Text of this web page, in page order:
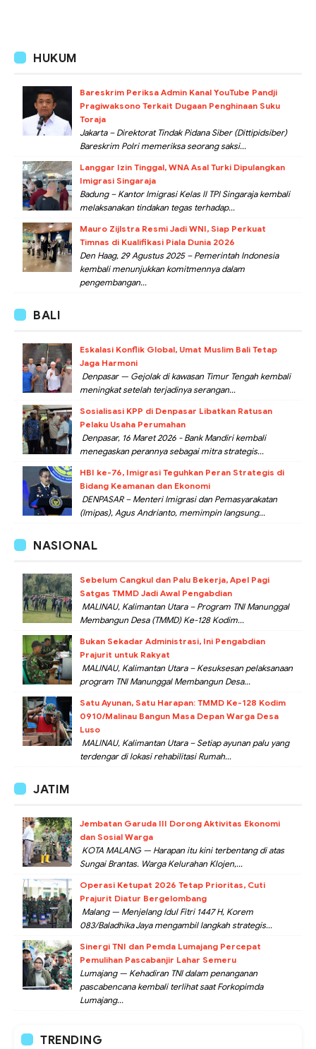
HUKUM
Bareskrim Periksa Admin Kanal YouTube Pandji
Pragiwaksono Terkait Dugaan Penghinaan Suku
Toraja
Jakarta – Direktorat Tindak Pidana Siber (Dittipidsiber)
Bareskrim Polri memeriksa seorang saksi...
Langgar Izin Tinggal, WNA Asal Turki Dipulangkan
Imigrasi Singaraja
Badung – Kantor Imigrasi Kelas II TPI Singaraja kembali
melaksanakan tindakan tegas terhadap...
Mauro Zijlstra Resmi Jadi WNI, Siap Perkuat
Timnas di Kualifikasi Piala Dunia 2026
Den Haag, 29 Agustus 2025 – Pemerintah Indonesia
kembali menunjukkan komitmennya dalam
pengembangan...
BALI
Eskalasi Konflik Global, Umat Muslim Bali Tetap
Jaga Harmoni
Denpasar — Gejolak di kawasan Timur Tengah kembali
meningkat setelah terjadinya serangan...
Sosialisasi KPP di Denpasar Libatkan Ratusan
Pelaku Usaha Perumahan
Denpasar, 16 Maret 2026 - Bank Mandiri kembali
menegaskan perannya sebagai mitra strategis...
HBI ke-76, Imigrasi Teguhkan Peran Strategis di
Bidang Keamanan dan Ekonomi
DENPASAR – Menteri Imigrasi dan Pemasyarakatan
(Imipas), Agus Andrianto, memimpin langsung...
NASIONAL
Sebelum Cangkul dan Palu Bekerja, Apel Pagi
Satgas TMMD Jadi Awal Pengabdian
MALINAU, Kalimantan Utara – Program TNI Manunggal
Membangun Desa (TMMD) Ke-128 Kodim...
Bukan Sekadar Administrasi, Ini Pengabdian
Prajurit untuk Rakyat
MALINAU, Kalimantan Utara – Kesuksesan pelaksanaan
program TNI Manunggal Membangun Desa...
Satu Ayunan, Satu Harapan: TMMD Ke-128 Kodim
0910/Malinau Bangun Masa Depan Warga Desa
Luso
MALINAU, Kalimantan Utara – Setiap ayunan palu yang
terdengar di lokasi rehabilitasi Rumah...
JATIM
Jembatan Garuda III Dorong Aktivitas Ekonomi
dan Sosial Warga
KOTA MALANG — Harapan itu kini terbentang di atas
Sungai Brantas. Warga Kelurahan Klojen,...
Operasi Ketupat 2026 Tetap Prioritas, Cuti
Prajurit Diatur Bergelombang
Malang — Menjelang Idul Fitri 1447 H, Korem
083/Baladhika Jaya mengambil langkah strategis...
Sinergi TNI dan Pemda Lumajang Percepat
Pemulihan Pascabanjir Lahar Semeru
Lumajang — Kehadiran TNI dalam penanganan
pascabencana kembali terlihat saat Forkopimda
Lumajang...
TRENDING